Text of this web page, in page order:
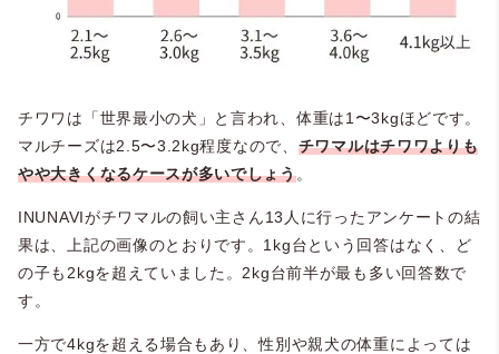
チワワは「世界最小の犬」と言われ、体重は1〜3kgほどです。
マルチーズは2.5〜3.2kg程度なので、 チワマルはチワワよりも
やや大きくなるケースが多いでしょう。
INUNAVIがチワマルの飼い主さん13人に行ったアンケートの結
果は、上記の画像のとおりです。1kg台という回答はなく、ど
の子も2kgを超えていました。2kg台前半が最も多い回答数で
す。
一方で4kgを超える場合もあり、性別や親犬の体重によっては